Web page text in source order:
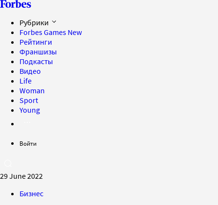
Рубрики
Forbes Games New
Рейтинги
Франшизы
Подкасты
Видео
Life
Woman
Sport
Young
Войти
29 June 2022
Бизнес